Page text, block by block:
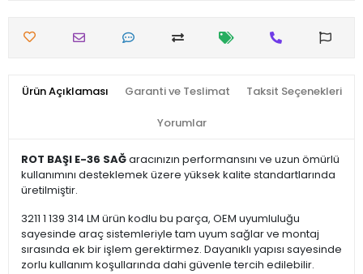
Ürün Açıklaması Garanti ve Teslimat Taksit Seçenekleri
Yorumlar
ROT BAŞI E-36 SAĞaracınızın performansını ve uzun ömürlü
kullanımını desteklemek üzere yüksek kalite standartlarında
üretilmiştir.
3211 1 139 314 LM ürün kodlu bu parça, OEM uyumluluğu
sayesinde araç sistemleriyle tam uyum sağlar ve montaj
sırasında ek bir işlem gerektirmez. Dayanıklı yapısı sayesinde
zorlu kullanım koşullarında dahi güvenle tercih edilebilir.